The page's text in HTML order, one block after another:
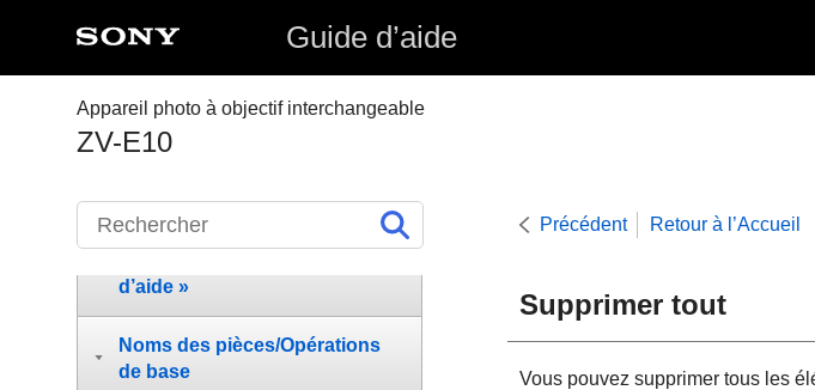
Guide d’aide
Appareil photo à objectif interchangeable
ZV-E10
Précédent Retour à l’Accueil
Supprimer tout
Vous pouvez supprimer tous les
d’aide »
Noms des pièces/Opérations
de base